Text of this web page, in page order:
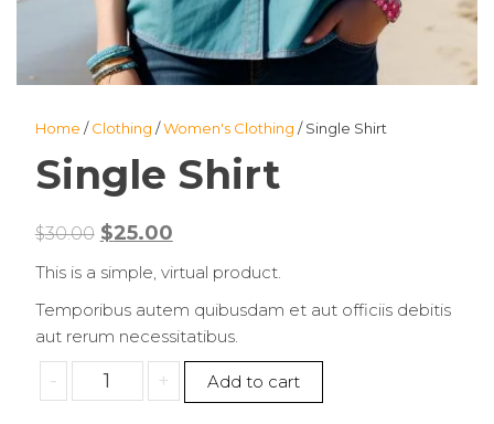
Home /Clothing /Women's Clothing / Single Shirt
Single Shirt
$30.00 $25.00
This is a simple, virtual product.
Temporibus autem quibusdam et aut officiis debitis
aut rerum necessitatibus.
- + Add to cart